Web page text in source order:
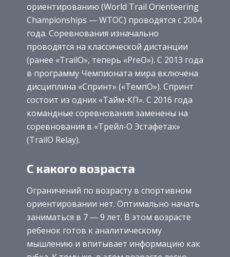
ориентированию (World Trail Orienteering
Championships — WTOC) проводятся с 2004
года. Соревнования изначально
проводятся на классической дистанции
(ранее «TrailO», теперь «PreO»). С 2013 года
в программу Чемпионата мира включена
дисциплина «Спринт» («ТемпО»). Спринт
состоит из одних «Тайм-КП». С 2016 года
командные соревнования заменены на
соревнования в «Трейл-О Эстафетах»
(TrailO Relay).
С какого возраста
Ограничений по возрасту в спортивном
ориентировании нет. Оптимально начать
заниматься в 7 — 9 лет. В этом возрасте
ребенок готов к аналитическому
мышлению и впитывает информацию как